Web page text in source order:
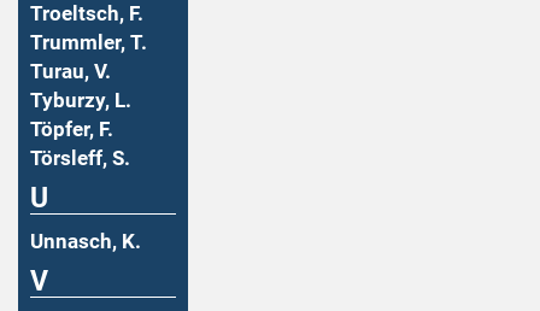
Troeltsch, F.
Trummler, T.
Turau, V.
Tyburzy, L.
Töpfer, F.
Törsleff, S.
U
Unnasch, K.
V